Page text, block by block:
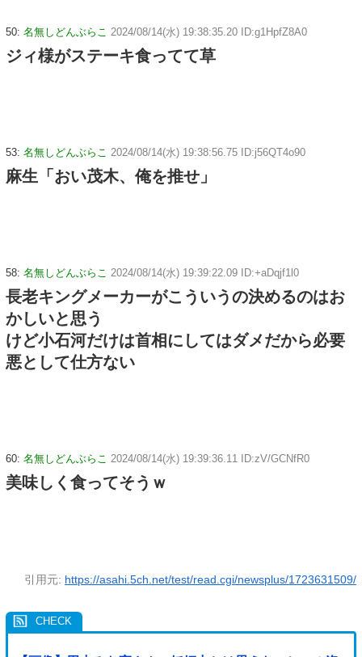
50: 名無しどんぶらこ 2024/08/14(水) 19:38:35.20 ID:g1HpfZ8A0
ジィ様がステーキ食ってて草
53: 名無しどんぶらこ 2024/08/14(水) 19:38:56.75 ID:j56QT4o90
麻生「おい茂木、俺を推せ」
58: 名無しどんぶらこ 2024/08/14(水) 19:39:22.09 ID:+aDqjf1l0
長老キングメーカーがこういうの決めるのはお
かしいと思う
けど小石河だけは首相にしてはダメだから必要
悪として仕方ない
60: 名無しどんぶらこ 2024/08/14(水) 19:39:36.11 ID:zV/GCNfR0
美味しく食ってそうｗ
引用元: https://asahi.5ch.net/test/read.cgi/newsplus/1723631509/